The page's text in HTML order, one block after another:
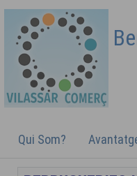
Qui Som?